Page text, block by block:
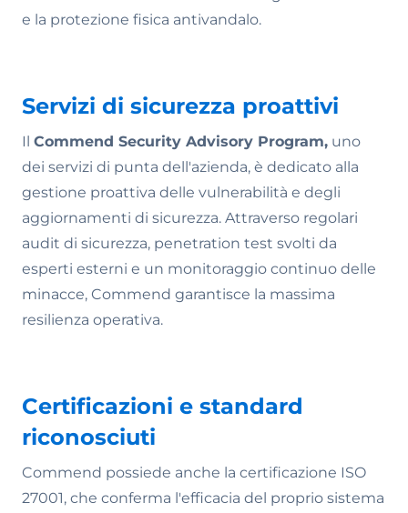
e la protezione fisica antivandalo.
Servizi di sicurezza proattivi
Il Commend Security Advisory Program, uno
dei servizi di punta dell'azienda, è dedicato alla
gestione proattiva delle vulnerabilità e degli
aggiornamenti di sicurezza. Attraverso regolari
audit di sicurezza, penetration test svolti da
esperti esterni e un monitoraggio continuo delle
minacce, Commend garantisce la massima
resilienza operativa.
Certificazioni e standard
riconosciuti
Commend possiede anche la certificazione ISO
27001, che conferma l'efficacia del proprio sistema